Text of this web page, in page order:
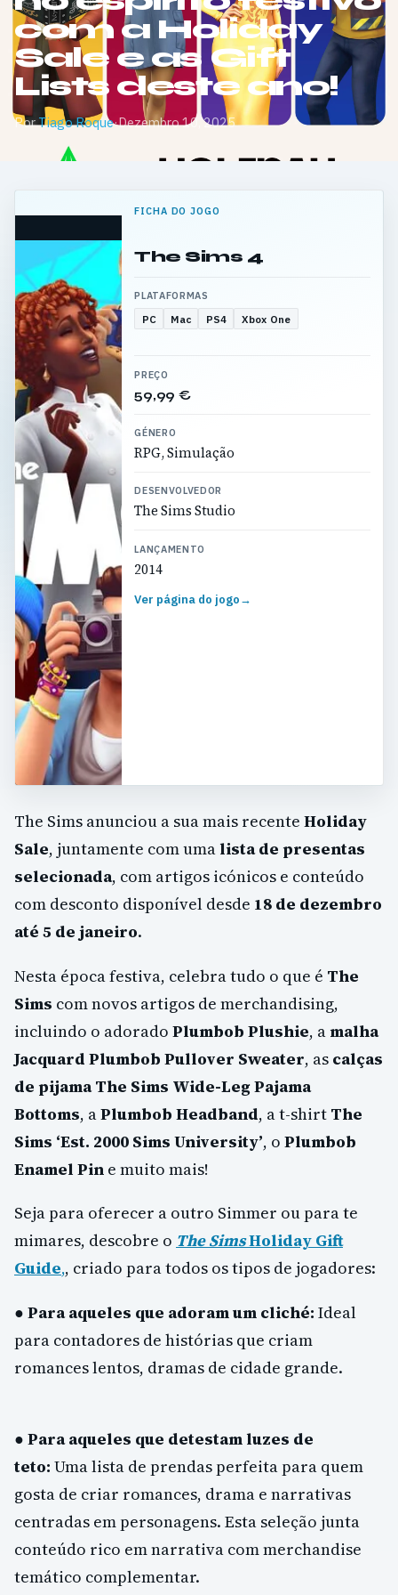
com a Holiday
Sale e as Gift
Lists deste ano!
PorTiago Roque·Dezembro 10, 2025
FICHA DO JOGO
The Sims 4
PLATAFORMAS
PC Mac PS4 Xbox One
PREÇO
59,99 €
GÉNERO
RPG, Simulação
DESENVOLVEDOR
The Sims Studio
LANÇAMENTO
2014
Ver página do jogo→
The Sims anunciou a sua mais recente Holiday
Sale, juntamente com umalista de presentas
selecionada, com artigos icónicos e conteúdo
com desconto disponível desde 18 de dezembro
até 5 de janeiro.
Nesta época festiva, celebra tudo o que é The
Sims com novos artigos de merchandising,
incluindo o adorado Plumbob Plushie, amalha
Jacquard Plumbob Pullover Sweater, as calças
de pijama The Sims Wide-Leg Pajama
Bottoms, aPlumbob Headband, a t-shirt The
Sims ‘Est. 2000 Sims University’, o Plumbob
Enamel Pin e muito mais!
Seja para oferecer a outro Simmer ou para te
mimares, descobre o The SimsHoliday Gift
Guide,, criado para todos os tipos de jogadores:
● Para aqueles que adoram um cliché: Ideal
para contadores de histórias que criam
romances lentos, dramas de cidade grande.
● Para aqueles que detestam luzes de
teto: Uma lista de prendas perfeita para quem
gosta de criar romances, drama e narrativas
centradas em personagens. Esta seleção junta
conteúdo rico em narrativa com merchandise
temático complementar.